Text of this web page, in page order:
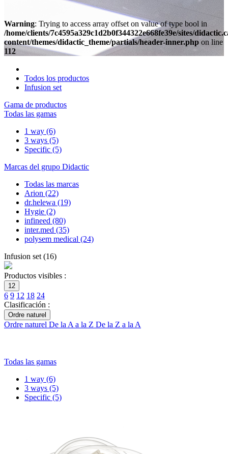
Warning: Trying to access array offset on value of type bool in
/home/clients/7c4595a329c1d2b0f344322e668fe39e/sites/
content/themes/didactic_theme/partials/header-inner.php on line
112
Todos los productos
Infusion set
Gama de productos
Todas las gamas
1 way (6)
3 ways (5)
Specific (5)
Marcas del grupo Didactic
Todas las marcas
Arion (22)
dr.helewa (19)
Hygie (2)
infineed (80)
inter.med (35)
polysem medical (24)
Infusion set (16)
Productos visibles :
12
6 9 12 18 24
Clasificación :
Ordre naturel
Ordre naturel De la A a la Z De la Z a la A
Todas las gamas
1 way (6)
3 ways (5)
Specific (5)